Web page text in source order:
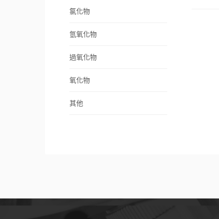
氯化物
氫氧化物
過氧化物
氧化物
其他